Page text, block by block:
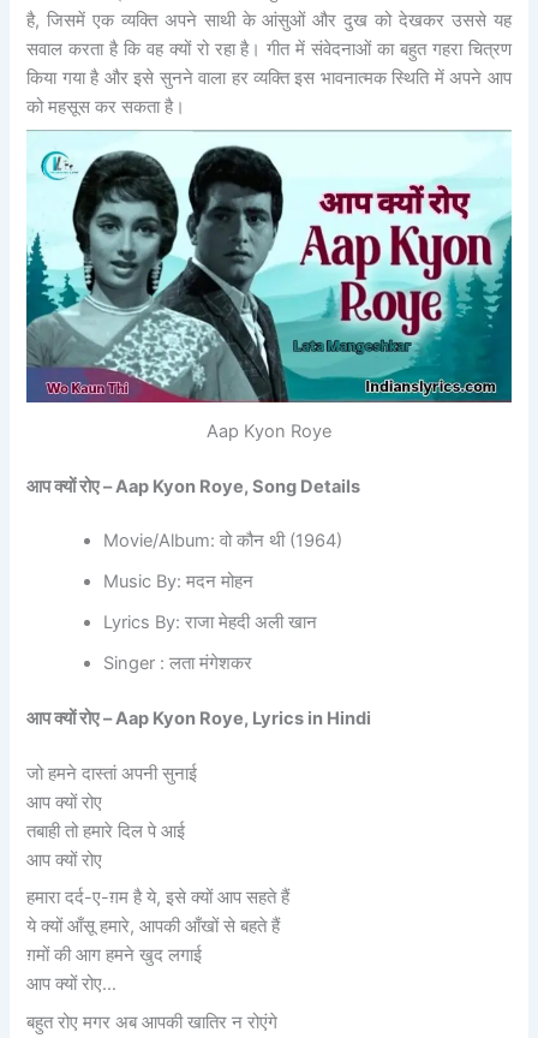
है, जिसमें एक व्यक्ति अपने साथी के आंसुओं और दुख को देखकर उससे यह
सवाल करता है कि वह क्यों रो रहा है। गीत में संवेदनाओं का बहुत गहरा चित्रण
किया गया है और इसे सुनने वाला हर व्यक्ति इस भावनात्मक स्थिति में अपने आप
को महसूस कर सकता है।
Aap Kyon Roye
आप क्यों रोए –Aap Kyon Roye, Song Details
Movie/Album: वो कौन थी (1964)
Music By: मदन मोहन
Lyrics By: राजा मेहदी अली खान
Singer : लता मंगेशकर
आप क्यों रोए –Aap Kyon Roye, Lyrics in Hindi
जो हमने दास्तां अपनी सुनाई
आप क्यों रोए
तबाही तो हमारे दिल पे आई
आप क्यों रोए
हमारा दर्द-ए-ग़म है ये, इसे क्यों आप सहते हैं
ये क्यों आँसू हमारे, आपकी आँखों से बहते हैं
ग़मों की आग हमने खुद लगाई
आप क्यों रोए…
बहुत रोए मगर अब आपकी खातिर न रोएंगे